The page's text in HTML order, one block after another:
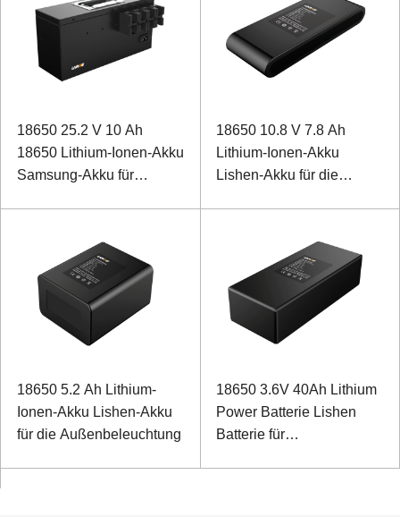
18650 25.2 V 10 Ah
18650 Lithium-Ionen-Akku
Samsung-Akku für
18650 10.8 V 7.8 Ah
Lithium-Ionen-Akku
Lishen-Akku für die
18650 5.2 Ah Lithium-
Ionen-Akku Lishen-Akku
für die Außenbeleuchtung
18650 3.6V 40Ah Lithium
Power Batterie Lishen
Batterie für